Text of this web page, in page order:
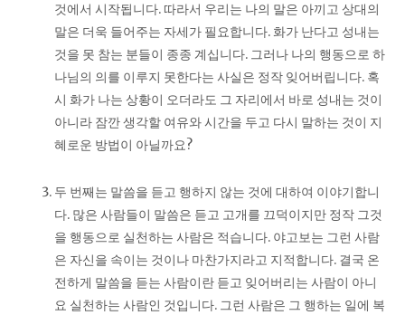
것에서 시작됩니다. 따라서 우리는 나의 말은 아끼고 상대의
말은 더욱 들어주는 자세가 필요합니다. 화가 난다고 성내는
것을 못 참는 분들이 종종 계십니다. 그러나 나의 행동으로 하
나님의 의를 이루지 못한다는 사실은 정작 잊어버립니다. 혹
시 화가 나는 상황이 오더라도 그 자리에서 바로 성내는 것이
아니라 잠깐 생각할 여유와 시간을 두고 다시 말하는 것이 지
혜로운 방법이 아닐까요?
두 번째는 말씀을 듣고 행하지 않는 것에 대하여 이야기합니
다. 많은 사람들이 말씀은 듣고 고개를 끄덕이지만 정작 그것
을 행동으로 실천하는 사람은 적습니다. 야고보는 그런 사람
은 자신을 속이는 것이나 마찬가지라고 지적합니다. 결국 온
전하게 말씀을 듣는 사람이란 듣고 잊어버리는 사람이 아니
요 실천하는 사람인 것입니다. 그런 사람은 그 행하는 일에 복